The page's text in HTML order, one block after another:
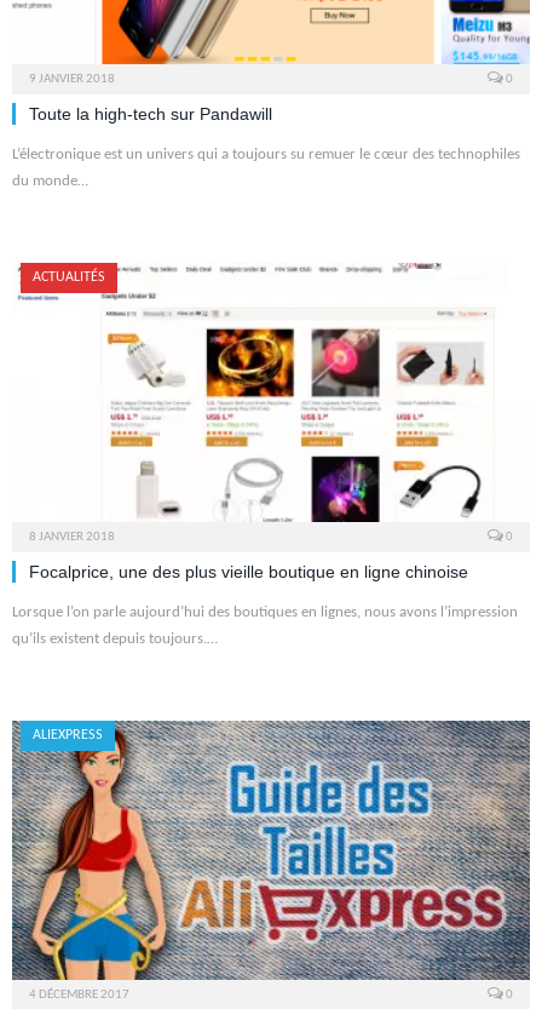
9 JANVIER 2018 0
Toute la high-tech sur Pandawill
L’électronique est un univers qui a toujours su remuer le cœur des technophiles
du monde…
ACTUALITÉS
8 JANVIER 2018 0
Focalprice, une des plus vieille boutique en ligne chinoise
Lorsque l’on parle aujourd’hui des boutiques en lignes, nous avons l’impression
qu’ils existent depuis toujours.…
ALIEXPRESS
4 DÉCEMBRE 2017 0